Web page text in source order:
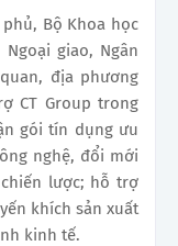
Bộ Khoa học
giao, Ngân
địa phương
CT Group trong
gói tín dụng ưu
nghệ, đổi mới
lược; hỗ trợ
khích sản xuất
kinh tế.